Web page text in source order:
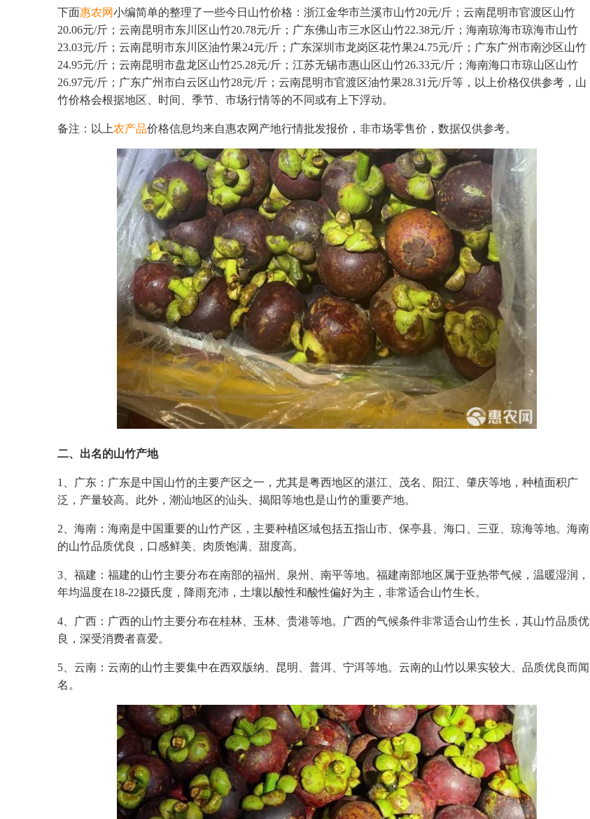
下面惠农网小编简单的整理了一些今日山竹价格：浙江金华市兰溪市山竹20元/斤；云南昆明市官渡区山竹
20.06元/斤；云南昆明市东川区山竹20.78元/斤；广东佛山市三水区山竹22.38元/斤；海南琼海市琼海市山竹
23.03元/斤；云南昆明市东川区油竹果24元/斤；广东深圳市龙岗区花竹果24.75元/斤；广东广州市南沙区山竹
24.95元/斤；云南昆明市盘龙区山竹25.28元/斤；江苏无锡市惠山区山竹26.33元/斤；海南海口市琼山区山竹
26.97元/斤；广东广州市白云区山竹28元/斤；云南昆明市官渡区油竹果28.31元/斤等，以上价格仅供参考，山
竹价格会根据地区、时间、季节、市场行情等的不同或有上下浮动。
备注：以上农产品价格信息均来自惠农网产地行情批发报价，非市场零售价，数据仅供参考。
二、出名的山竹产地
1、广东：广东是中国山竹的主要产区之一，尤其是粤西地区的湛江、茂名、阳江、肇庆等地，种植面积广
泛，产量较高。此外，潮汕地区的汕头、揭阳等地也是山竹的重要产地。
2、海南：海南是中国重要的山竹产区，主要种植区域包括五指山市、保亭县、海口、三亚、琼海等地。海南
的山竹品质优良，口感鲜美、肉质饱满、甜度高。
3、福建：福建的山竹主要分布在南部的福州、泉州、南平等地。福建南部地区属于亚热带气候，温暖湿润，
年均温度在18-22摄氏度，降雨充沛，土壤以酸性和酸性偏好为主，非常适合山竹生长。
4、广西：广西的山竹主要分布在桂林、玉林、贵港等地。广西的气候条件非常适合山竹生长，其山竹品质优
良，深受消费者喜爱。
5、云南：云南的山竹主要集中在西双版纳、昆明、普洱、宁洱等地。云南的山竹以果实较大、品质优良而闻
名。